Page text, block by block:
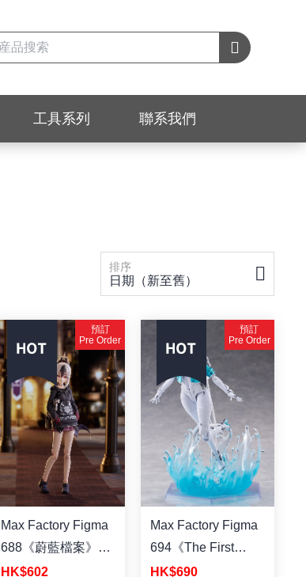
工具系列 聯系我們
排序
日期（新至舊）
預訂
Pre Order
Max Factory Figma
688《蔚藍檔案》鬼
方佳世子 塗裝成品
HK$602
預訂
Pre Order
Max Factory Figma
694《The First
Descendant第一繼
HK$690